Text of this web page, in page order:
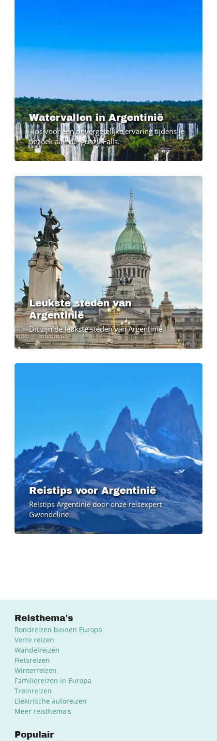
Watervallen in Argentinië
Tips voor een onvergetelijke ervaring tijdens je
bezoek aan de Iguazu Falls.
Leukste steden van
Argentinië
Dit zijn de leukste steden van Argentinië.
Reistips voor Argentinië
Reistips Argentinië door onze reisexpert
Gwendeline
Reisthema's
Rondreizen binnen Europa
Verre reizen
Wandelreizen
Fietsreizen
Winterreizen
Familiereizen in Europa
Treinreizen
Elektrische autoreizen
Meer reisthema's
Populair